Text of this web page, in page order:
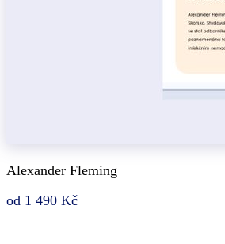
Alexander Fleming
od 1 490 Kč